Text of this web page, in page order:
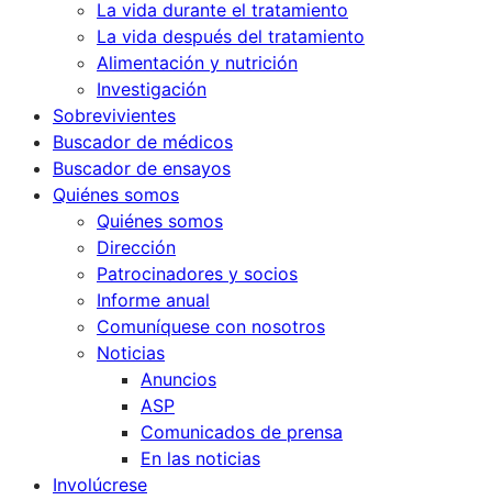
La vida durante el tratamiento
La vida después del tratamiento
Alimentación y nutrición
Investigación
Sobrevivientes
Buscador de médicos
Buscador de ensayos
Quiénes somos
Quiénes somos
Dirección
Patrocinadores y socios
Informe anual
Comuníquese con nosotros
Noticias
Anuncios
ASP
Comunicados de prensa
En las noticias
Involúcrese